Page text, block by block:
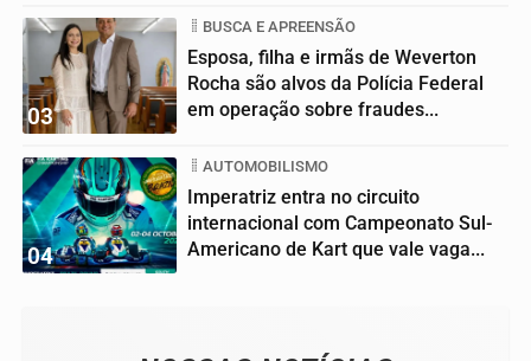
03
BUSCA E APREENSÃO
Esposa, filha e irmãs de Weverton
Rocha são alvos da Polícia Federal
em operação sobre fraudes...
04
AUTOMOBILISMO
Imperatriz entra no circuito
internacional com Campeonato Sul-
Americano de Kart que vale vaga...